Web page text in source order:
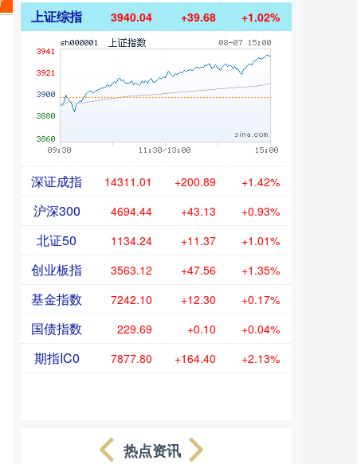
上证综指 3940.04 +39.68 +1.02%
深证成指 14311.01 +200.89 +1.42%
沪深300 4694.44 +43.13 +0.93%
北证50 1134.24 +11.37 +1.01%
创业板指 3563.12 +47.56 +1.35%
基金指数 7242.10 +12.30 +0.17%
国债指数 229.69 +0.10 +0.04%
期指IC0 7877.80 +164.40 +2.13%
热点资讯